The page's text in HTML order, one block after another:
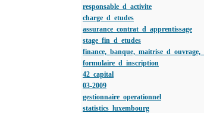
responsable_d_activite
charge_d_etudes
assurance_contrat_d_apprentissage
stage_fin_d_etudes
formulaire_d_inscription
42_capital
03-2009
gestionnaire_operationnel
statistics_luxembourg